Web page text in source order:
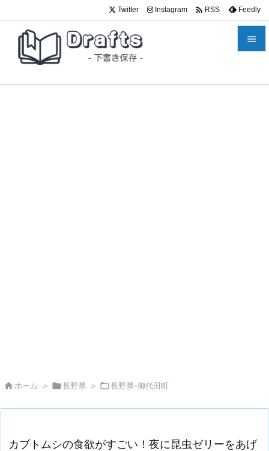

Twitter Instagram  RSS Feedly
 ホーム > 長野県 > 長野県-御代田町
カブトムシの食欲がすごい！夜に昆虫ゼリーをあげ